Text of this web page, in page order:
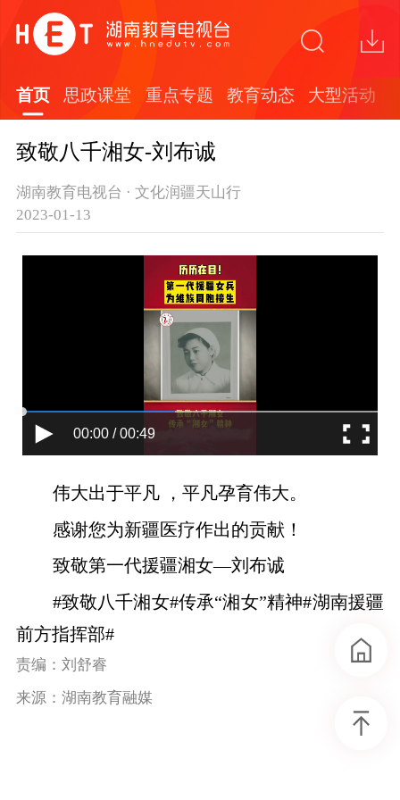
首页 思政课堂 重点专题 教育动态 大型活动
致敬八千湘女-刘布诚
湖南教育电视台 · 文化润疆天山行
2023-01-13
00:00 / 00:49
伟大出于平凡 ，平凡孕育伟大。
感谢您为新疆医疗作出的贡献！
致敬第一代援疆湘女—刘布诚
#致敬八千湘女#传承“湘女”精神#湖南援疆
前方指挥部#
责编：刘舒睿
来源：湖南教育融媒